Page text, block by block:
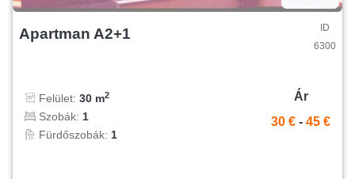
Apartman A2+1
ID
6300
Felület: 30 m2
Szobák: 1
Fürdőszobák: 1
Ár
30 € - 45 €